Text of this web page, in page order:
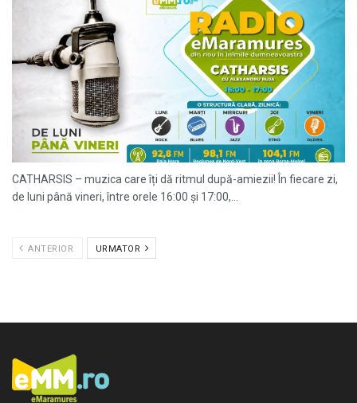
CATHARSIS – muzica care îți dă ritmul după-amiezii! În fiecare zi,
de luni până vineri, între orele 16:00 și 17:00,...
ANTERIOR URMATOR